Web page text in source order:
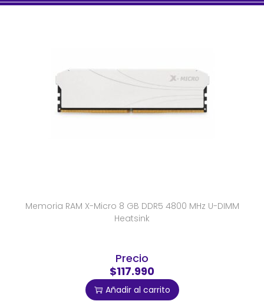
Memoria RAM X-Micro 8 GB DDR5 4800 MHz U-DIMM
Heatsink
Precio
$117.990
Añadir al carrito